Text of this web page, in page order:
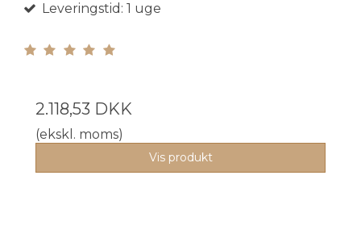
Leveringstid: 1 uge
2.118,53 DKK
(ekskl. moms)
Vis produkt